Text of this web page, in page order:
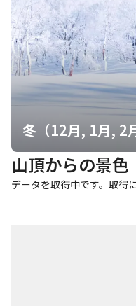
冬（12月, 1月, 2
山頂からの景色
データを取得中です。取得